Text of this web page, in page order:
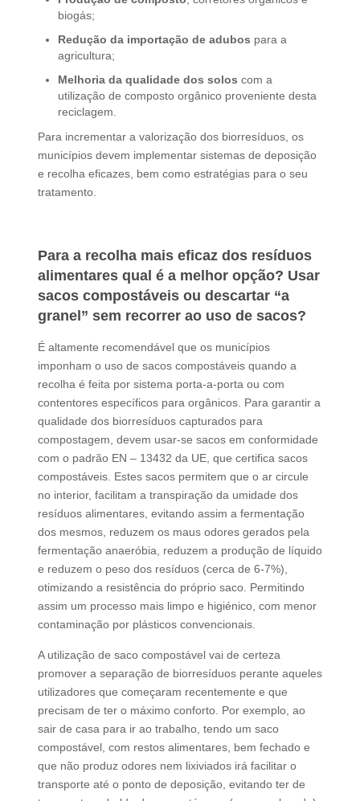
biogás;
Redução da importação de adubos para a
agricultura;
Melhoria da qualidade dos solos com a
utilização de composto orgânico proveniente desta
reciclagem.
Para incrementar a valorização dos biorresíduos, os
municípios devem implementar sistemas de deposição
e recolha eficazes, bem como estratégias para o seu
tratamento.
Para a recolha mais eficaz dos resíduos
alimentares qual é a melhor opção? Usar
sacos compostáveis ou descartar “a
granel” sem recorrer ao uso de sacos?
É altamente recomendável que os municípios
imponham o uso de sacos compostáveis quando a
recolha é feita por sistema porta-a-porta ou com
contentores específicos para orgânicos. Para garantir a
qualidade dos biorresíduos capturados para
compostagem, devem usar-se sacos em conformidade
com o padrão EN – 13432 da UE, que certifica sacos
compostáveis. Estes sacos permitem que o ar circule
no interior, facilitam a transpiração da umidade dos
resíduos alimentares, evitando assim a fermentação
dos mesmos, reduzem os maus odores gerados pela
fermentação anaeróbia, reduzem a produção de líquido
e reduzem o peso dos resíduos (cerca de 6-7%),
otimizando a resistência do próprio saco. Permitindo
assim um processo mais limpo e higiénico, com menor
contaminação por plásticos convencionais.
A utilização de saco compostável vai de certeza
promover a separação de biorresíduos perante aqueles
utilizadores que começaram recentemente e que
precisam de ter o máximo conforto. Por exemplo, ao
sair de casa para ir ao trabalho, tendo um saco
compostável, com restos alimentares, bem fechado e
que não produz odores nem lixiviados irá facilitar o
transporte até o ponto de deposição, evitando ter de